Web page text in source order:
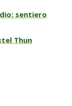
sentiero
Thun